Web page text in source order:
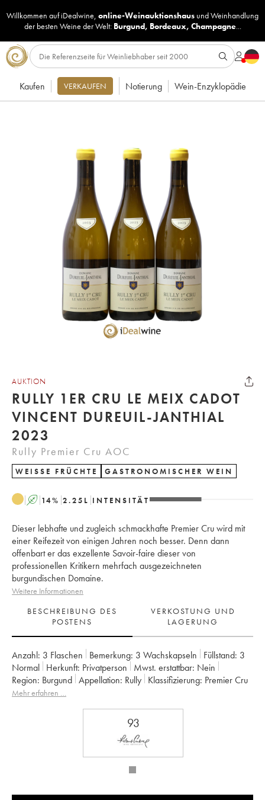
Willkommen auf iDealwine, online-Weinauktionshaus undWeinhandlung
der besten Weine der Welt: Burgund, Bordeaux, Champagne...
Kaufen VERKAUFEN Notierung Wein-Enzyklopädie
AUKTION
RULLY 1ER CRU LE MEIX CADOT
VINCENT DUREUIL-JANTHIAL
2023
Rully Premier Cru AOC
WEISSE FRÜCHTE GASTRONOMISCHER WEIN
A 14% 2.25 L INTENSITÄT
Dieser lebhafte und zugleich schmackhafte Premier Cru wird mit
einer Reifezeit von einigen Jahren noch besser. Denn dann
offenbart er das exzellente Savoir-faire dieser von
professionellen Kritikern mehrfach ausgezeichneten
burgundischen Domaine.
Weitere Informationen
BESCHREIBUNG DES
POSTENS
VERKOSTUNG UND
LAGERUNG
Anzahl: 3 Flaschen Bemerkung: 3 Wachskapseln Füllstand: 3
Normal
Herkunft: privatperson Mwst. erstattbar:
nein
Region:
Burgund Appellation: Rully Klassifizierung:
Premier Cru
Eigentümer:
Mehr erfahren …
93